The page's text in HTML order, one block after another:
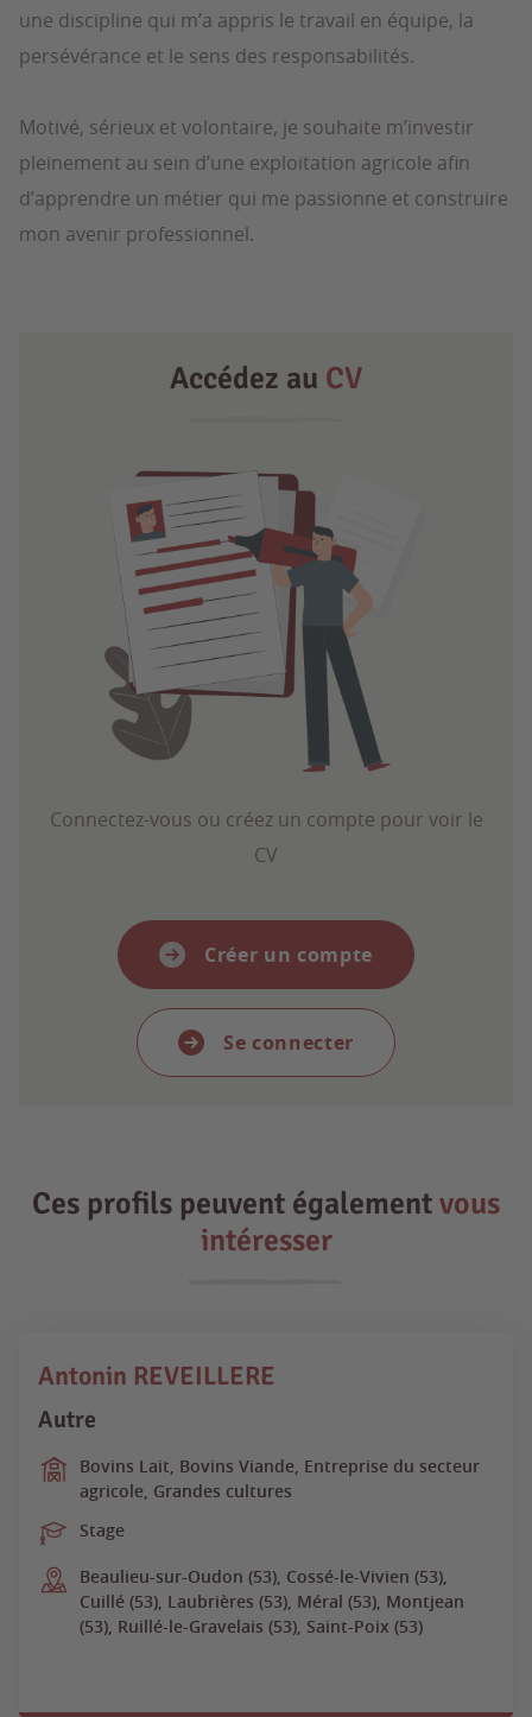
une discipline qui m’a appris le travail en équipe, la
persévérance et le sens des responsabilités.
Motivé, sérieux et volontaire, je souhaite m’investir
pleinement au sein d’une exploitation agricole afin
d’apprendre un métier qui me passionne et construire
mon avenir professionnel.
Accédez au CV
Connectez-vous ou créez un compte pour voir le
CV
Créer un compte
Se connecter
Ces profils peuvent égalementvous
intéresser
Antonin REVEILLERE
Autre
Bovins Lait, Bovins Viande, Entreprise du secteur
agricole, Grandes cultures
Stage
Beaulieu-sur-Oudon (53), Cossé-le-Vivien (53),
Cuillé (53), Laubrières (53), Méral (53), Montjean
(53), Ruillé-le-Gravelais (53), Saint-Poix (53)